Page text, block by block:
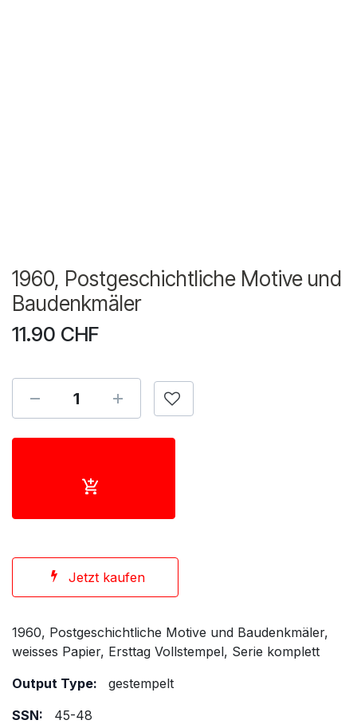
1960, Postgeschichtliche Motive und
Baudenkmäler
11.90 CHF
Jetzt kaufen
1960, Postgeschichtliche Motive und Baudenkmäler,
weisses Papier, Ersttag Vollstempel, Serie komplett
Output Type:
gestempelt
SSN:
45-48